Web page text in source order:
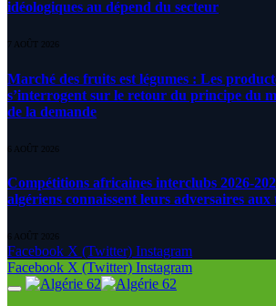
idéologiques au dépend du secteur
7 AOÛT 2026
Marché des fruits est légumes : Les
s’interrogent sur le retour du principe du
de la demande
6 AOÛT 2026
Compétitions africaines interclubs 2026-
algériens connaissent leurs adversaires
6 AOÛT 2026
Facebook X (Twitter) Instagram
Facebook X (Twitter) Instagram